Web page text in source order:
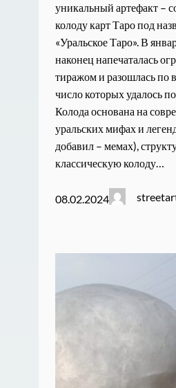
уникальный артефакт –
колоду карт Таро под
«Уральское Таро». В
наконец напечаталась
тиражом и разошлась по
число которых удалось
Колода основана на
уральских мифах и
добавил – мемах),
классическую колоду…
08.02.2024